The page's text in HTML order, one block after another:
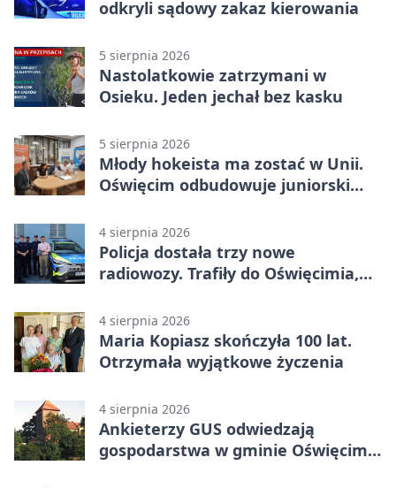
odkryli sądowy zakaz kierowania
5 sierpnia 2026
Nastolatkowie zatrzymani w
Osieku. Jeden jechał bez kasku
5 sierpnia 2026
Młody hokeista ma zostać w Unii.
Oświęcim odbudowuje juniorski
4 sierpnia 2026
Policja dostała trzy nowe
radiowozy. Trafiły do Oświęcimia,
4 sierpnia 2026
Maria Kopiasz skończyła 100 lat.
Otrzymała wyjątkowe życzenia
4 sierpnia 2026
Ankieterzy GUS odwiedzają
gospodarstwa w gminie Oświęcim.